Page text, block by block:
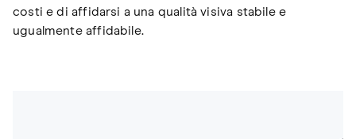
costi e di affidarsi a una qualità visiva stabile e
ugualmente affidabile.